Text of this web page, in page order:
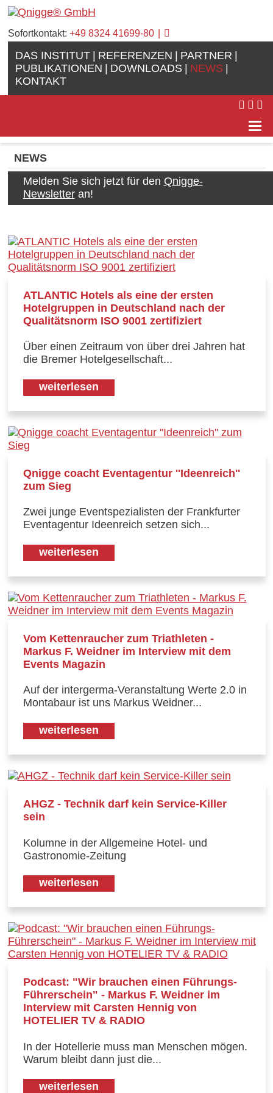
Sofortkontakt: +49 8324 41699-80
DAS INSTITUT REFERENZEN
PARTNER
PUBLIKATIONEN
DOWNLOADS
NEWS
KONTAKT
NEWS
Melden Sie sich jetzt für den Qnigge-
Newsletteran!
ATLANTIC Hotels als eine der ersten
Hotelgruppen in Deutschland nach der
Qualitätsnorm ISO 9001 zertifiziert
Über einen Zeitraum von über drei Jahren hat
die Bremer Hotelgesellschaft...
weiterlesen
Qnigge coacht Eventagentur ''Ideenreich''
zum Sieg
Zwei junge Eventspezialisten der Frankfurter
Eventagentur Ideenreich setzen sich...
weiterlesen
Vom Kettenraucher zum Triathleten -
Markus F. Weidner im Interview mit dem
Events Magazin
Auf der intergerma-Veranstaltung Werte 2.0 in
Montabaur ist uns Markus Weidner...
weiterlesen
AHGZ - Technik darf kein Service-Killer
sein
Kolumne in der Allgemeine Hotel- und
Gastronomie-Zeitung
weiterlesen
Podcast: "Wir brauchen einen Führungs-
Führerschein" - Markus F. Weidner im
Interview mit Carsten Hennig von
HOTELIER TV & RADIO
In der Hotellerie muss man Menschen mögen.
Warum bleibt dann just die...
weiterlesen